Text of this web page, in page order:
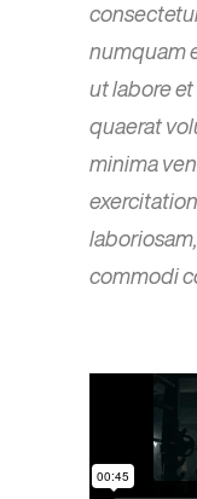
numquam
ut labore
quaerat
minima
commodi